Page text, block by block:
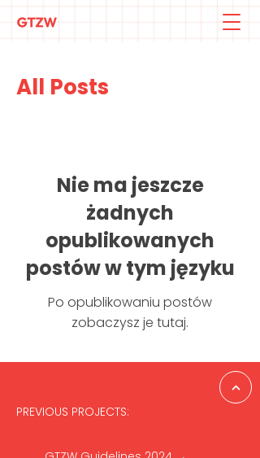
All Posts
Nie ma jeszcze
żadnych
opublikowanych
postów w tym języku
Po opublikowaniu postów
zobaczysz je tutaj.
PREVIOUS PROJECTS: